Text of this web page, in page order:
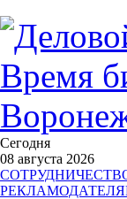
Сегодня
08 августа 2026